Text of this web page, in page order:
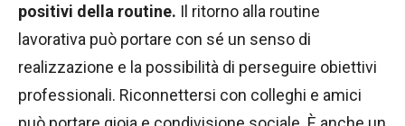
positivi della routine. Il ritorno alla routine
lavorativa può portare con sé un senso di
realizzazione e la possibilità di perseguire obiettivi
professionali. Riconnettersi con colleghi e amici